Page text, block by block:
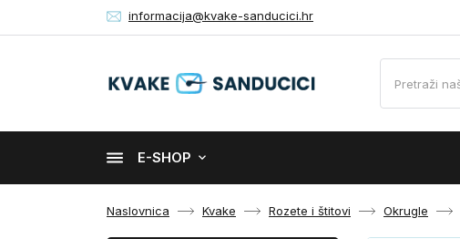
informacija@kvake-sanducici.hr
E-SHOP
Naslovnica Kvake Rozete i štitovi Okrugle